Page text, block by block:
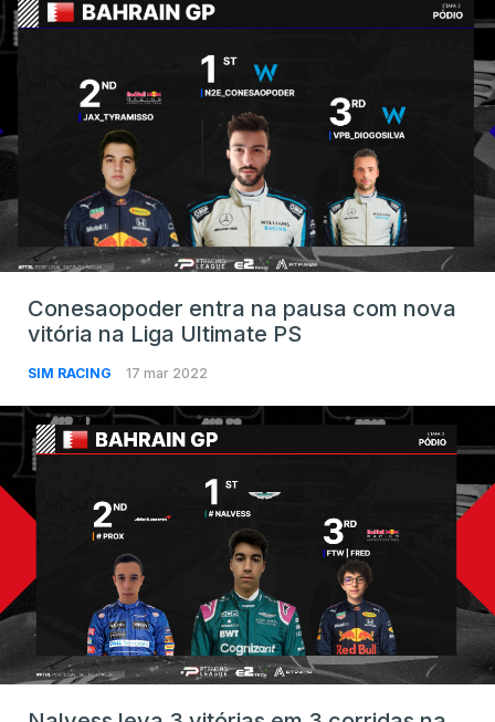
Conesaopoder entra na pausa com nova
vitória na Liga Ultimate PS
SIM RACING 17 mar 2022